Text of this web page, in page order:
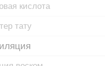
кислота
тату